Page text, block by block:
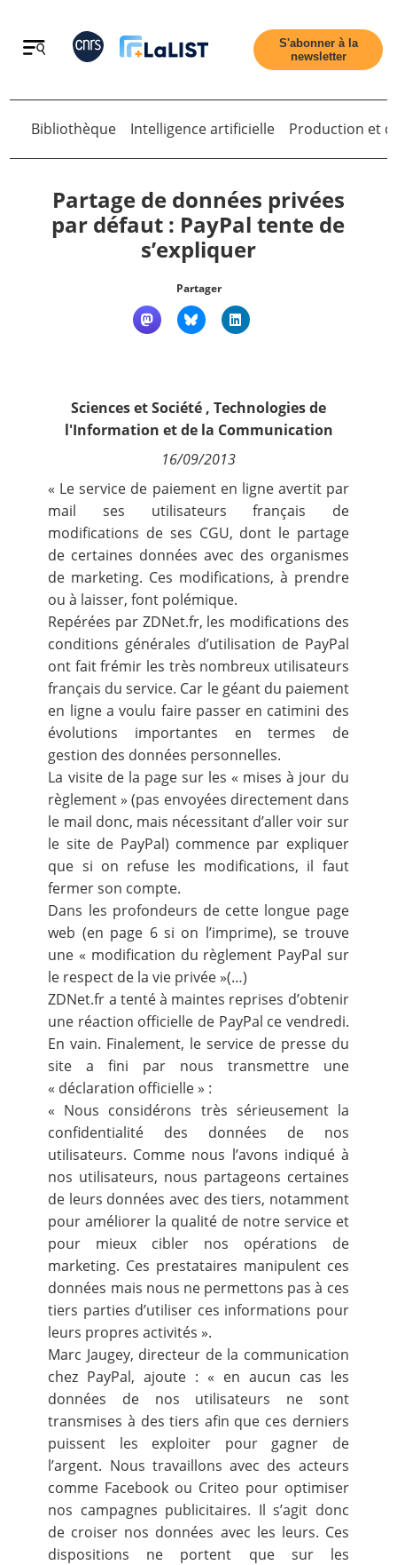
Retour
Contact
S'abonner à la
newsletter
Retour
Bibliothèque Intelligence artificielle Production et
Partage de données privées
par défaut : PayPal tente de
s’expliquer
Partager
Sciences et Société , Technologies de
l'Information et de la Communication
16/09/2013
« Le service de paiement en ligne avertit par
mail ses utilisateurs français de
modifications de ses CGU, dont le partage
de certaines données avec des organismes
de marketing. Ces modifications, à prendre
ou à laisser, font polémique.
Repérées par ZDNet.fr, les modifications des
conditions générales d’utilisation de PayPal
ont fait frémir les très nombreux utilisateurs
français du service. Car le géant du paiement
en ligne a voulu faire passer en catimini des
évolutions importantes en termes de
gestion des données personnelles.
La visite de la pagesur les « mises à jour du
règlement » (pas envoyées directement dans
le mail donc, mais nécessitant d’aller voir sur
le site de PayPal) commence par expliquer
que si on refuse les modifications, il faut
fermer son compte.
Dans les profondeurs de cette longue page
web (en page 6 si on l’imprime), se trouve
une « modification du règlement PayPal sur
le respect de la vie privée »(…)
ZDNet.fr a tenté à maintes reprises d’obtenir
une réaction officielle de PayPal ce vendredi.
En vain. Finalement, le service de presse du
site a fini par nous transmettre une
« déclaration officielle » :
« Nous considérons très sérieusement la
confidentialité des données de nos
utilisateurs. Comme nous l’avons indiqué à
nos utilisateurs, nous partageons certaines
de leurs données avec des tiers, notamment
pour améliorer la qualité de notre service et
pour mieux cibler nos opérations de
marketing. Ces prestataires manipulent ces
données mais nous ne permettons pas à ces
tiers parties d’utiliser ces informations pour
leurs propres activités ».
Marc Jaugey, directeur de la communication
chez PayPal, ajoute : « en aucun cas les
données de nos utilisateurs ne sont
transmises à des tiers afin que ces derniers
puissent les exploiter pour gagner de
l’argent. Nous travaillons avec des acteurs
comme Facebook ou Criteo pour optimiser
nos campagnes publicitaires. Il s’agit donc
de croiser nos données avec les leurs. Ces
dispositions ne portent que sur les